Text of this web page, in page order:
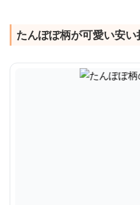
たんぽぽ柄が可愛い安